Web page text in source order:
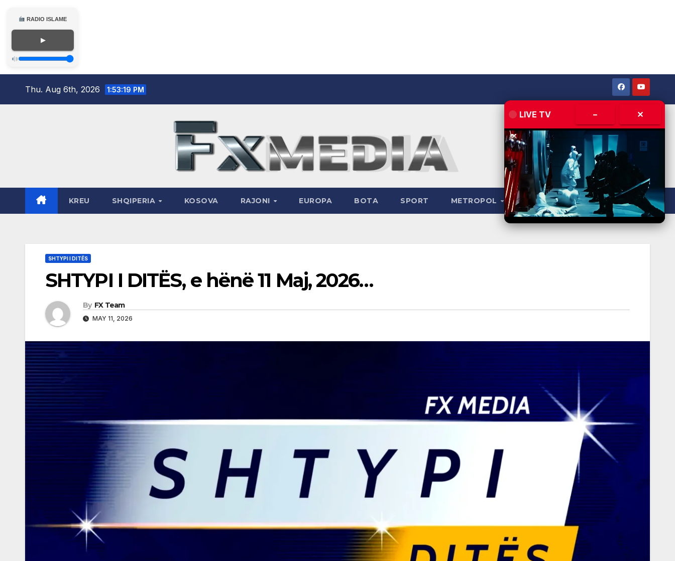
RADIO ISLAME
▶
Thu. Aug 6th, 2026 1:53:20 PM
KREU SHQIPERIA KOSOVA RAJONI EUROPA BOTA SPORT METROPOL LIVE
SHTYPI I DITËS
SHTYPI I DITËS, e hënë 11 Maj, 2026…
By FX Team
MAY 11, 2026
LIVE TV – ✕